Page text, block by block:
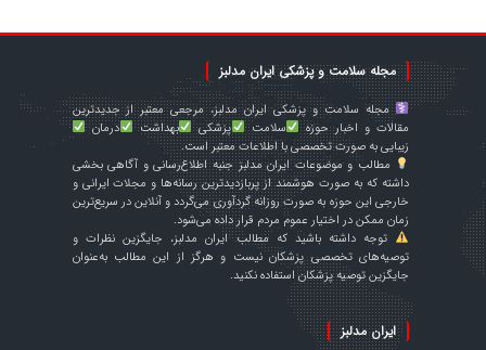
مجله سلامت و پزشکی ایران مدلبز
مجله سلامت و پزشکی ایران مدلبز، مرجعی معتبر از جدیدترین
مقالات و اخبار حوزه
سلامت پزشکی بهداشت
درمان
زیبایی به صورت تخصصی با اطلاعات معتبر است.
مطالب و موضوعات ایران مدلبز جنبه اطلاع‌رسانی و آگاهی بخشی
داشته که به صورت هوشمند از پربازدیدترین رسانه‌ها و مجلات ایرانی و
خارجی این حوزه به صورت روزانه گردآوری می‌گردد و آنلاین در سریع‌ترین
زمان ممکن در اختیار عموم مردم قرار داده می‌شود.
توجه داشته باشید که مطالب ایران مدلبز، جایگزین نظرات و
توصیه‌های تخصصی پزشکان نیست و هرگز از این مطالب به‌عنوان
جایگزین توصیه پزشکان استفاده نکنید.
ایران مدلبز